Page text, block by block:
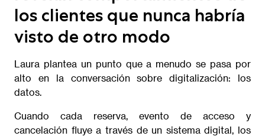
los clientes que nunca habría
visto de otro modo
Laura plantea un punto que a menudo se pasa por
alto en la conversación sobre digitalización: los
datos.
Cuando cada reserva, evento de acceso y
cancelación fluye a través de un sistema digital, los